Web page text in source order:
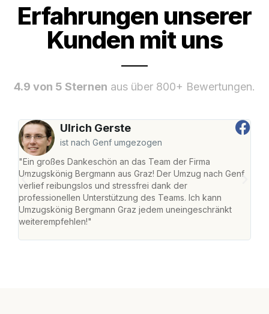
Erfahrungen unserer
Kunden mit uns
4.9 von 5 Sternen aus über 800+ Bewertungen.
Ulrich Gerste
ist nach Genf umgezogen
"Ein großes Dankeschön an das Team der Firma
Umzugskönig Bergmann aus Graz! Der Umzug nach Genf
verlief reibungslos und stressfrei dank der
professionellen Unterstützung des Teams. Ich kann
Umzugskönig Bergmann Graz jedem uneingeschränkt
weiterempfehlen!"